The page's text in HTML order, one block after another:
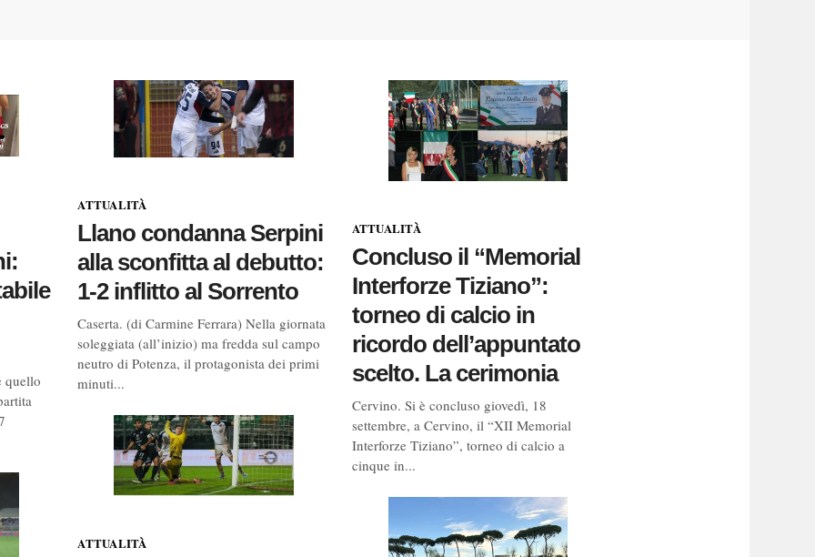
quello
ATTUALITÀ
Llano condanna Serpini
alla sconfitta al debutto:
1-2 inflitto al Sorrento
Caserta. (di Carmine Ferrara) Nella giornata
soleggiata (all’inizio) ma fredda sul campo
neutro di Potenza, il protagonista dei primi
minuti...
ATTUALITÀ
ATTUALITÀ
Concluso il “Memorial
Interforze Tiziano”:
torneo di calcio in
ricordo dell’appuntato
scelto. La cerimonia
Cervino. Si è concluso giovedì, 18
settembre, a Cervino, il “XII Memorial
Interforze Tiziano”, torneo di calcio a
cinque in...